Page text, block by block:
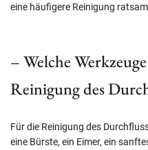
eine häufigere Reinigung
– Welche
Reinigung des
Für die Reinigung des
eine Bürste, ein Eimer, ein